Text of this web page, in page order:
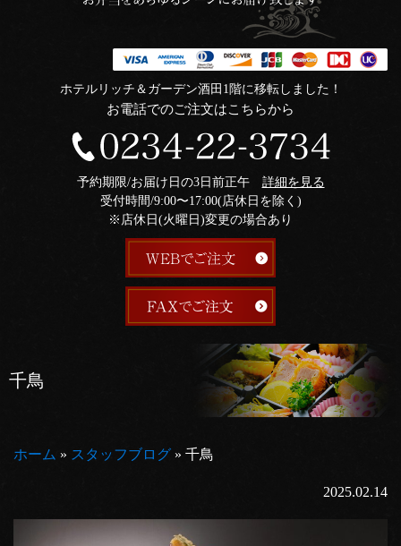
ホテルリッチ＆ガーデン酒田1階に移転しました！
お電話でのご注文はこちらから
予約期限/お届け日の3日前正午 詳細を見る
受付時間/9:00〜17:00(店休日を除く)
※店休日(火曜日)変更の場合あり
千鳥
ホーム » スタッフブログ » 千鳥
2025.02.14